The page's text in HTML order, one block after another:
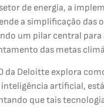
de energia, a
a simplificação das
um pilar central para
das metas
da Deloitte explora
artificial,
que tais